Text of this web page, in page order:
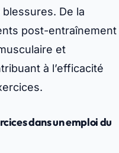
De la
post-entraînement
et
à l’efficacité
dans un emploi du